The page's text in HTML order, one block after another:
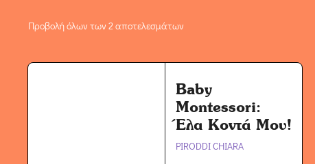
Προβολή όλων των 2 αποτελεσμάτων
Baby
Montessori:
Έλα Κοντά Μου!
PIRODDI CHIARA